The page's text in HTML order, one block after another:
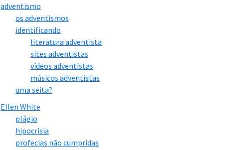
adventismo
os adventismos
identificando
literatura adventista
sites adventistas
vídeos adventistas
músicos adventistas
uma seita?
Ellen White
plágio
hipocrisia
profecias não cumpridas